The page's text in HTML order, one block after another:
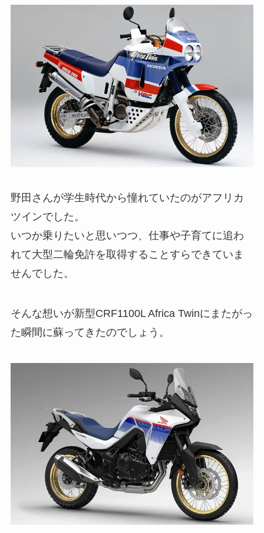
野田さんが学生時代から憧れていたのがアフリカ
ツインでした。
いつか乗りたいと思いつつ、仕事や子育てに追わ
れて大型二輪免許を取得することすらできていま
せんでした。
そんな想いが新型CRF1100L Africa Twinにまたがっ
た瞬間に蘇ってきたのでしょう。